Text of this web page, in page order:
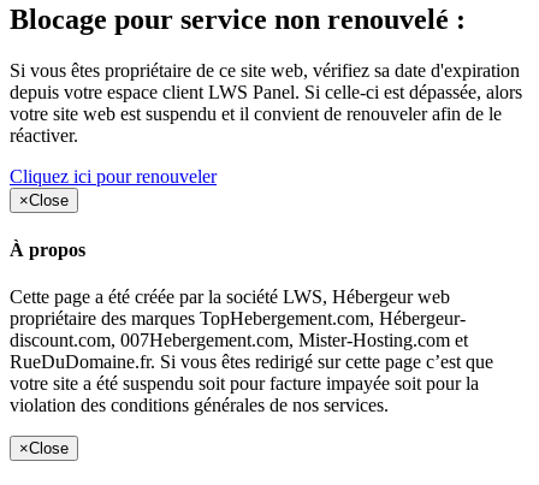
Blocage pour service non renouvelé :
Si vous êtes propriétaire de ce site web, vérifiez sa date d'expiration
depuis votre espace client LWS Panel. Si celle-ci est dépassée, alors
votre site web est suspendu et il convient de renouveler afin de le
réactiver.
Cliquez ici pour renouveler
×Close
À propos
Cette page a été créée par la société LWS, Hébergeur web
propriétaire des marques TopHebergement.com, Hébergeur-
discount.com, 007Hebergement.com, Mister-Hosting.com et
RueDuDomaine.fr. Si vous êtes redirigé sur cette page c’est que
votre site a été suspendu soit pour facture impayée soit pour la
violation des conditions générales de nos services.
×Close